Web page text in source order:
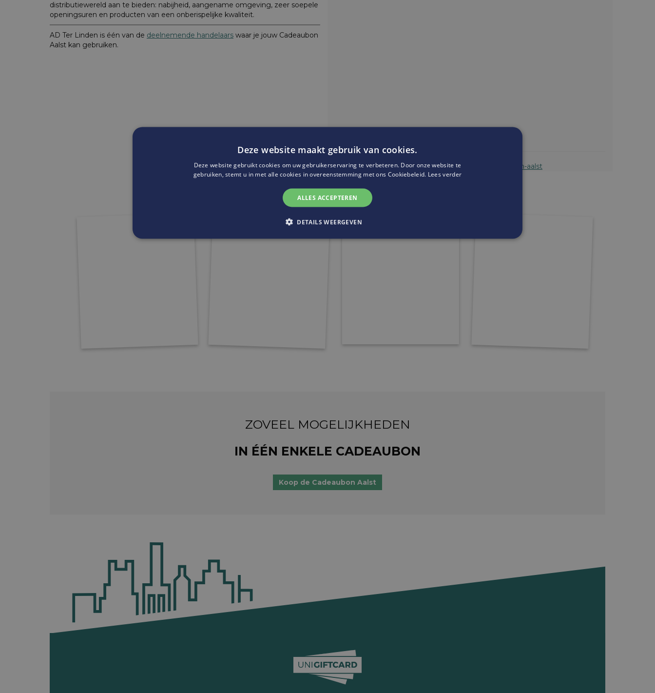
distributiewereld aan te bieden: nabijheid, aangename omgeving, zeer soepele
openingsuren en producten van een onberispelijke kwaliteit.
AD Ter Linden is één van de deelnemende handelaars waar je jouw Cadeaubon
Aalst kan gebruiken.
Website:https://stores.delhaize.be/nl/delhaize-ter-linden-aalst
ZOVEEL MOGELIJKHEDEN
IN ÉÉN ENKELE CADEAUBON
Koop de Cadeaubon Aalst
Deze website maakt gebruik van cookies.
Deze website gebruikt cookies om uw gebruikerservaring te verbeteren. Door onze website te
gebruiken, stemt u in met alle cookies in overeenstemming met ons Cookiebeleid. Lees verder
ALLES ACCEPTEREN
DETAILS WEERGEVEN